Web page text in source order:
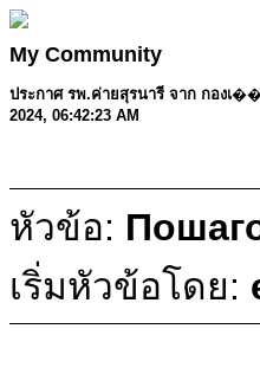
My Community
ประกาศ รพ.ค่ายสุรนารี จาก กองเ
2024, 06:42:23 AM
หัวข้อ:
เริ่มหัวข้อโดย: